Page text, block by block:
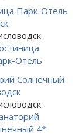
Отель
4*